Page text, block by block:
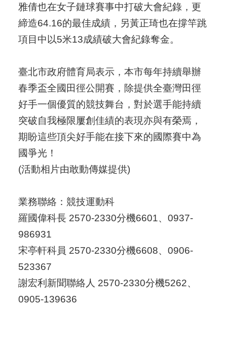
雅倩也在女子鏈球賽事中打破大會紀錄，更
締造64.16的最佳成績，另黃正琦也在撐竿跳
項目中以5米13成績破大會紀錄奪金。
臺北市政府體育局表示，本市每年持續舉辦
春季盃全國田徑公開賽，除提供全臺灣田徑
好手一個優質的競技舞台，對於選手能持續
突破自我極限屢創佳績的表現亦與有榮焉，
期盼這些頂尖好手能在接下來的國際賽中為
國爭光！
(活動相片由敢動傳媒提供)
業務聯絡：競技運動科
羅國偉科長 2570-2330分機6601、0937-
986931
宋亭軒科員 2570-2330分機6608、0906-
523367
謝宏利新聞聯絡人 2570-2330分機5262、
0905-139636